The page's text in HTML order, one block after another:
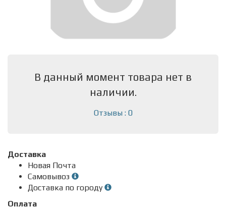
В данный момент товара нет в
наличии.
Отзывы : 0
Доставка
Новая Почта
Самовывоз
Доставка по городу
Оплата